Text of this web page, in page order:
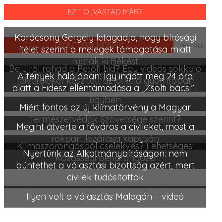
EZT OLVASTAD MÁR?
LEGUTÓBBI HÍREINK VIEW ALL
Karácsony Gergely letagadja, hogy bírósági
ítélet szerint a melegek támogatása miatt
rúgták ki Békést
Belülről rohad a Petőfi híd? Egy videós sokkoló
felvételeket készített az átkelő gyomrában
A tények hálójában: Így ingott meg 24 óra
alatt a Fidesz ellentámadása a „Zsolti bácsi”-
ügyben
Miért fontos az új klímatörvény a Magyar
Természetvédők Szövetsége szerint?
Megint átverte a főváros a civileket, most a
rakpart lezárása kapcsán
Klímaszorongásból cselekvés? Lehetséges!
Közösségi beharangozó
Nyertünk az Alkotmánybíróságon: nem
büntethet a választási bizottság azért, mert
civilek tudósítottak
Ilyen volt a választás Malagán – videó